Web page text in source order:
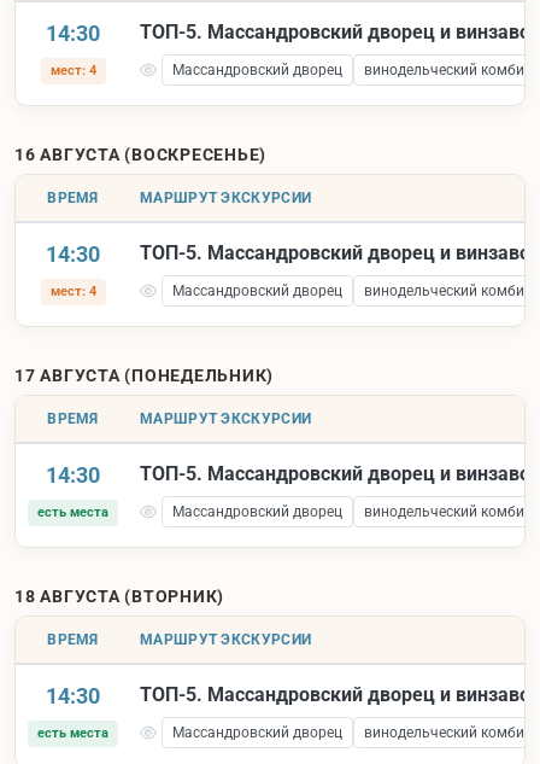
14:30
мест: 4
ТОП-5. Массандровский дворец и
Массандровский дворец винодельческий
16 АВГУСТА (ВОСКРЕСЕНЬЕ)
ВРЕМЯ МАРШРУТ ЭКСКУРСИИ
14:30
мест: 4
ТОП-5. Массандровский дворец и
Массандровский дворец винодельческий
17 АВГУСТА (ПОНЕДЕЛЬНИК)
ВРЕМЯ МАРШРУТ ЭКСКУРСИИ
14:30
есть места
ТОП-5. Массандровский дворец и
Массандровский дворец винодельческий
18 АВГУСТА (ВТОРНИК)
ВРЕМЯ МАРШРУТ ЭКСКУРСИИ
14:30
есть места
ТОП-5. Массандровский дворец и
Массандровский дворец винодельческий